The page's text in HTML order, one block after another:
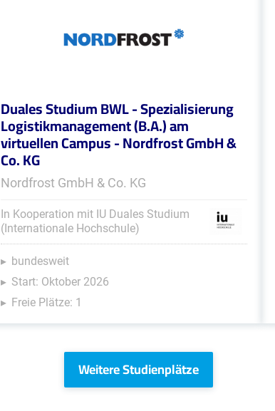
Duales Studium BWL - Spezialisierung
Logistikmanagement (B.A.) am
virtuellen Campus - Nordfrost GmbH &
Co. KG
Nordfrost GmbH & Co. KG
In Kooperation mit IU Duales Studium
(Internationale Hochschule)
bundesweit
Start: Oktober 2026
Freie Plätze: 1
Weitere Studienplätze